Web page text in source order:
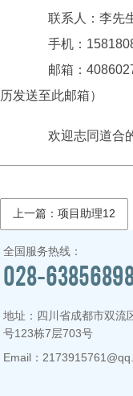
联系人：李先
手机：
邮箱：
历发送至此邮箱）
欢迎志同道合
上一篇：项目助理12
全国服务热线：
028-
地址：四川省成都市双流
号123栋7层703号
Email：